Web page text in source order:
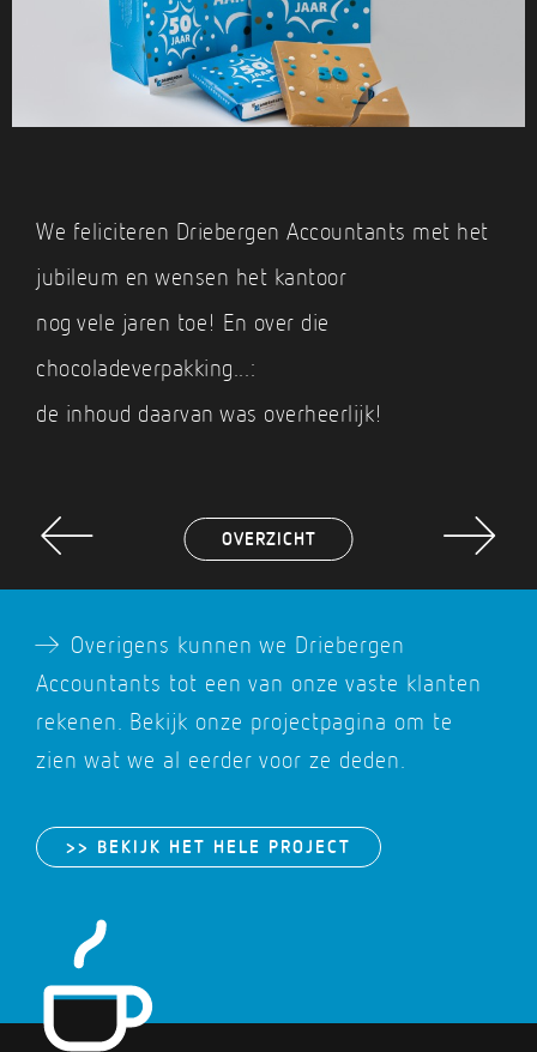
We feliciteren Driebergen Accountants met het
jubileum en wensen het kantoor
nog vele jaren toe! En over die
chocoladeverpakking...:
de inhoud daarvan was overheerlijk!
a OVERZICHT A
A Overigens kunnen we Driebergen
Accountants tot een van onze vaste klanten
rekenen. Bekijk onze projectpagina om te
zien wat we al eerder voor ze deden.
>> BEKIJK HET HELE PROJECT